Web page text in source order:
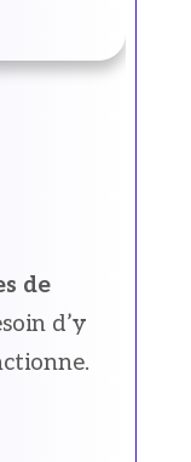
de
d’y